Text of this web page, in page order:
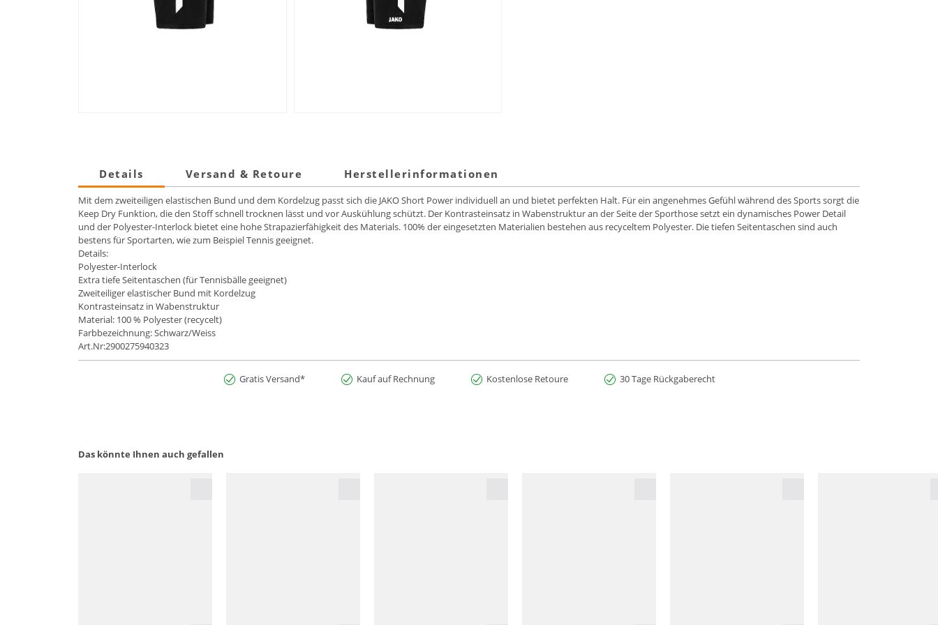
Details Versand & Retoure Herstellerinformationen
Mit dem zweiteiligen elastischen Bund und dem Kordelzug passt sich die JAKO Short Power individuell an und bietet perfekten Halt. Für ein angenehmes Gefühl während des Sports sorgt die
Keep Dry Funktion, die den Stoff schnell trocknen lässt und vor Auskühlung schützt. Der Kontrasteinsatz in Wabenstruktur an der Seite der Sporthose setzt ein dynamisches Power Detail
und der Polyester-Interlock bietet eine hohe Strapazierfähigkeit des Materials. 100% der eingesetzten Materialien bestehen aus recyceltem Polyester. Die tiefen Seitentaschen sind auch
bestens für Sportarten, wie zum Beispiel Tennis geeignet.
Details:
Polyester-Interlock
Extra tiefe Seitentaschen (für Tennisbälle geeignet)
Zweiteiliger elastischer Bund mit Kordelzug
Kontrasteinsatz in Wabenstruktur
Material: 100 % Polyester (recycelt)
Farbbezeichnung: Schwarz/Weiss
Art.Nr:2900275940323
Gratis Versand* Kauf auf Rechnung Kostenlose Retoure 30 Tage Rückgaberecht
Das könnte Ihnen auch gefallen